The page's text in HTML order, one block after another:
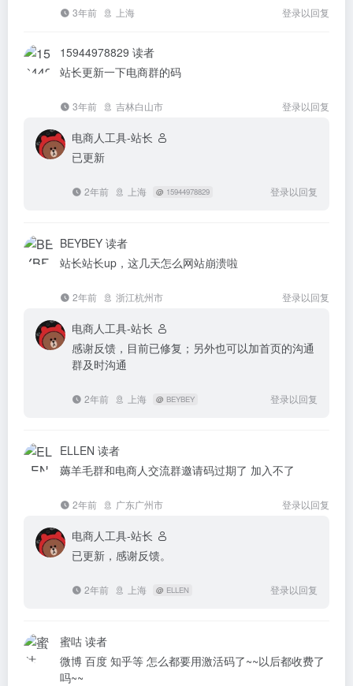
3年前 上海 登录以回复
15944978829 读者
站长更新一下电商群的码
3年前 吉林白山市 登录以回复
电商人工具-站长
已更新
2年前 上海 @ 15944978829 登录以回复
BEYBEY 读者
站长站长up，这几天怎么网站崩溃啦
2年前 浙江杭州市 登录以回复
电商人工具-站长
感谢反馈，目前已修复；另外也可以加首页的沟通
群及时沟通
2年前 上海 @ BEYBEY 登录以回复
ELLEN 读者
薅羊毛群和电商人交流群邀请码过期了 加入不了
2年前 广东广州市 登录以回复
电商人工具-站长
已更新，感谢反馈。
2年前 上海 @ ELLEN 登录以回复
蜜咕 读者
微博 百度 知乎等 怎么都要用激活码了~~以后都收费了
吗~~